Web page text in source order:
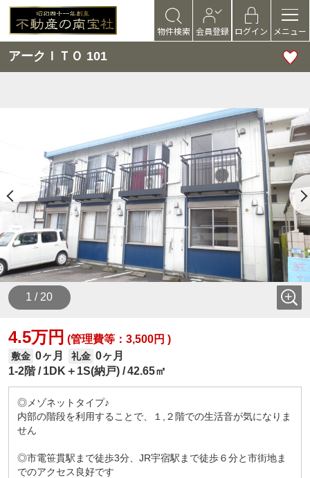
物件検索 会員登録 ログイン メニュー
アークＩＴＯ 101
1 / 20
4.5万円 (管理費等：3,500円 )
敷金 0ヶ月 礼金 0ヶ月
1-2階
1DK＋1S(納戸) 42.65㎡
◎メゾネットタイプ♪
内部の階段を利用することで、１,２階での生活音が気になりま
せん
◎市電笹貫駅まで徒歩3分、JR宇宿駅まで徒歩６分と市街地ま
でのアクセス良好です